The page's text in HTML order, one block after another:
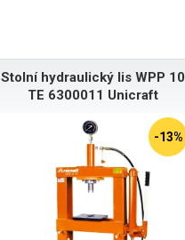
Stolní hydraulický lis WPP 10
TE 6300011 Unicraft
-13%